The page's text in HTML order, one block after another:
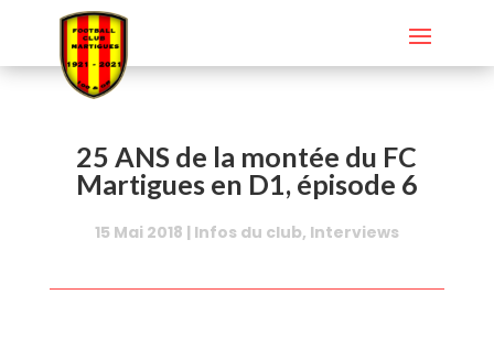
25 ANS de la montée du FC
Martigues en D1, épisode 6
15 Mai 2018 | Infos du club, Interviews